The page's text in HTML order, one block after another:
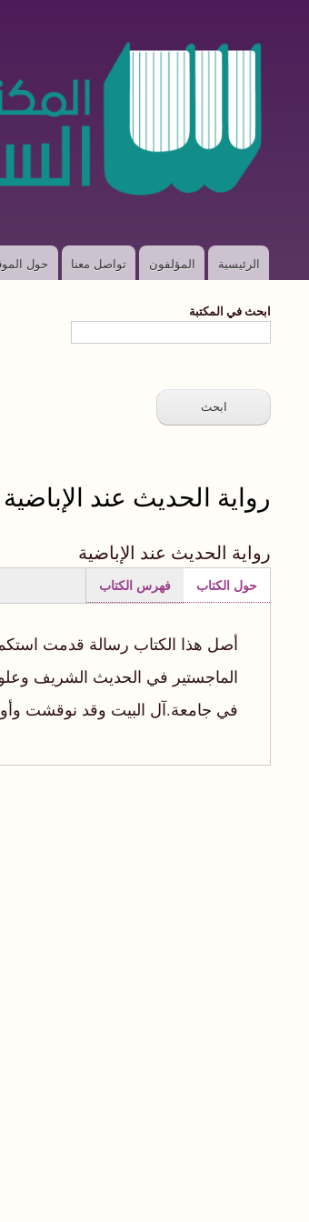
Mainالرئيسية المؤلفون تواصل معنا حول
ابحث في المكتبة
رواية الحديث عند الإباضية
رواية الحديث عند الإباضية
حول الكتاب
(علامة
النشطة)
فهرس الكتاب
أصل هذا الكتاب رسالة قدمت
الماجستير في الحديث الشريف
في جامعة.آل البيت وقد نوقشت وأوصي